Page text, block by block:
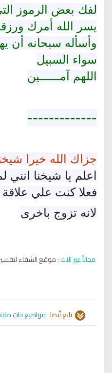
لفك بعض الرموز
يسر الله أمرك
وأسأله سبحانه أن
سواء السبيل
اللهم آمــــــين
-------------
جزاك الله خيرا
اعلم يا شيخنا انني
فعلا كنت علي
لانه تزوج باخرى
مجاناً عبر النت: موقع الشفاء
تابع أيضا :مواضيع ذات صلة